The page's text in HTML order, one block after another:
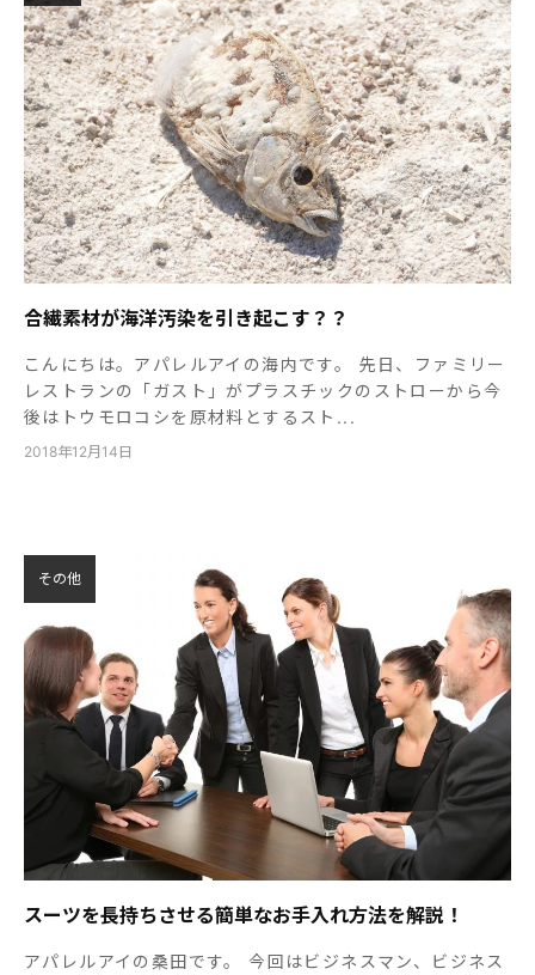
合繊素材が海洋汚染を引き起こす？？
こんにちは。アパレルアイの海内です。 先日、ファミリー
レストランの「ガスト」がプラスチックのストローから今
後はトウモロコシを原材料とするスト...
2018年12月14日
その他
スーツを長持ちさせる簡単なお手入れ方法を解説！
アパレルアイの桑田です。 今回はビジネスマン、ビジネス